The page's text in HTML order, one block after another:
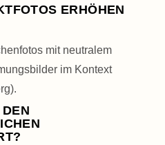
ERHÖHEN
mit neutralem
im Kontext